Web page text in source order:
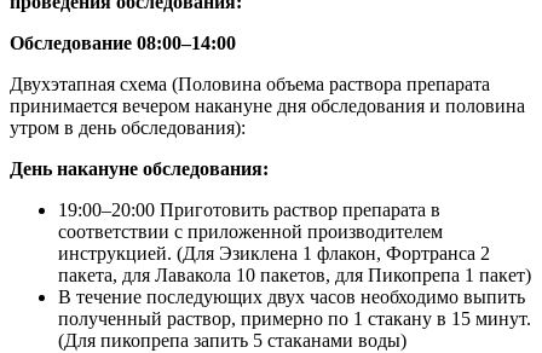
Обследование 08:00–14:00
Двухэтапная схема (Половина объема раствора препарата
принимается вечером накануне дня обследования и половина
утром в день обследования):
День накануне обследования:
19:00–20:00 Приготовить раствор препарата в
соответствии с приложенной производителем
инструкцией. (Для Эзиклена 1 флакон, Фортранса 2
пакета, для Лавакола 10 пакетов, для Пикопрепа 1 пакет)
В течение последующих двух часов необходимо выпить
полученный раствор, примерно по 1 стакану в 15 минут.
(Для пикопрепа запить 5 стаканами воды)